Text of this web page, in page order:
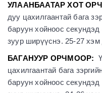
УЛААНБААТАР ХОТ
дуу цахилгаантай бага
баруун хойноос
зуур ширүүснэ. 25-27 хэм
БАГАНУУР ОРЧМООР:
цахилгаантай бага
баруун хойноос